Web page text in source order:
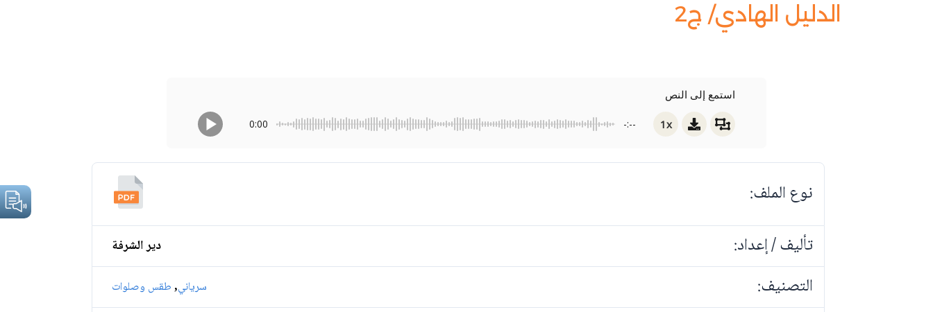
الدليل الهادي/ ج2
استمع إلى النص
0:00 -:-- 1x
نوع الملف:
تأليف / إعداد:
دير الشرفة
التصنيف: سرياني,طقس وصلوات